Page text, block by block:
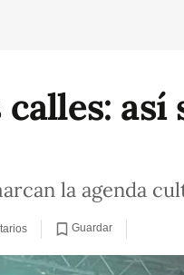
así
la agenda
Guardar